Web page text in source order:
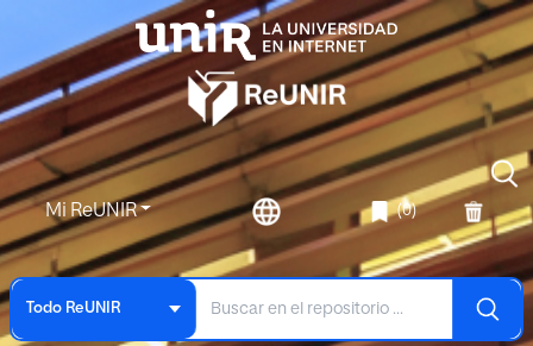
Mi ReUNIR (0)
Todo ReUNIR